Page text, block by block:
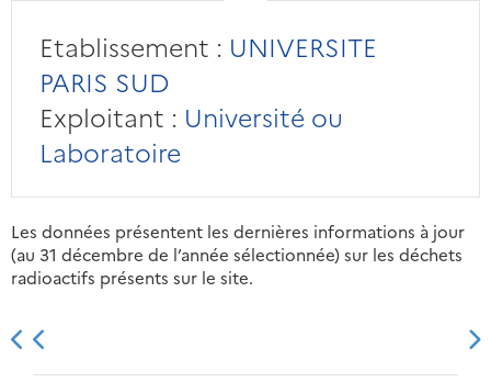
Etablissement : UNIVERSITE
PARIS SUD
Exploitant : Université ou
Laboratoire
Les données présentent les dernières informations à jour
(au 31 décembre de l’année sélectionnée) sur les déchets
radioactifs présents sur le site.